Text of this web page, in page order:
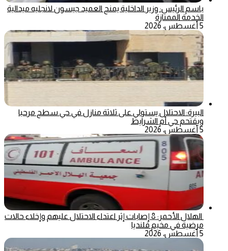
باسم الرئيس: وزير الداخلية يمنح العميد جيسون لانجليه ميدالية
الخدمة الممتازة
5 أغسطس، 2026
البيرة: الاحتلال يستولي على ثلاثة منازل في حي سطح مرحبا
ويقتحم حي أم الشرايط
5 أغسطس، 2026
الهلال الأحمر: 8 إصابات إثر اعتداء الاحتلال عليهم وإخلاء حالات
مرضية في مخيم قلنديا
5 أغسطس، 2026